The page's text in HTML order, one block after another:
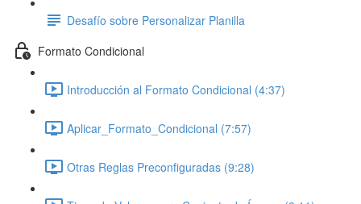
Desafío sobre Personalizar Planilla
Formato Condicional
Introducción al Formato Condicional (4:37)
Aplicar_Formato_Condicional (7:57)
Otras Reglas Preconfiguradas (9:28)